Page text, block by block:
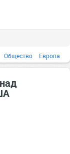
Общество Европа